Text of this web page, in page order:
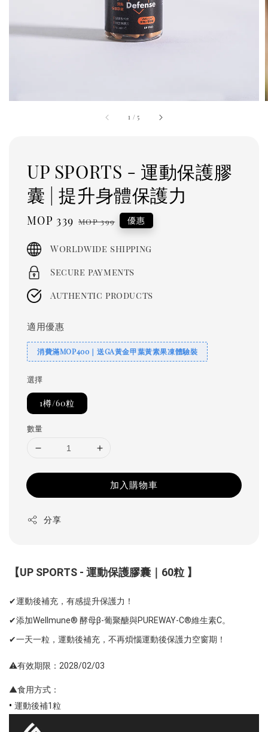
1 /5
UP SPORTS - 運動保護膠
囊 | 提升身體保護力
Sale
MOP 339 Regular
MOP 399 優惠
Worldwide shipping
Secure payments
Authentic products
適用優惠
消費滿MOP400｜送GA黃金甲葉黃素果凍體驗裝
選擇
1樽/60粒
數量
加入購物車
分享
【UP SPORTS - 運動保護膠囊｜60粒 】
✔運動後補充，有感提升保護力！
✔添加Wellmune® 酵母β-葡聚醣與PUREWAY-C®維生素C。
✔一天一粒，運動後補充，不再煩惱運動後保護力空窗期！
⚠️有效期限：2028/02/03
▲食用方式：
• 運動後補1粒